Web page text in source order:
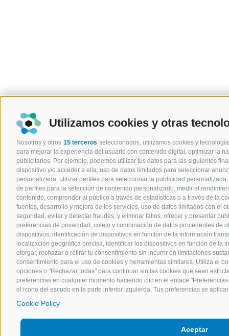
Utilizamos cookies y otras
Nosotros y otros 15 terceros seleccionados, utilizamos cookies y
para mejorar la experiencia del usuario con contenido digital, optimizar la
publicitarios. Por ejemplo, podemos utilizar tus datos para las siguientes
dispositivo y/o acceder a ella, uso de datos limitados para seleccionar
personalizada, utilizar perfiles para seleccionar la publicidad
de perfiles para la selección de contenido personalizado, medir el
contenido, comprender al público a través de estadísticas o a través de la
fuentes, desarrollo y mejora de los servicios, uso de datos limitados con el
seguridad, evitar y detectar fraudes, y eliminar fallos, ofrecer y presentar
preferencias de privacidad, cotejo y combinación de datos procedentes de
dispositivos, identificación de dispositivos en función de la información
localización geográfica precisa, identificar los dispositivos en función de la
otorgar, rechazar o retirar tu consentimiento sin incurrir en limitaciones
consentimiento para el uso de cookies y herramientas similares. Utiliza el
opciones o "Rechazar todas" para continuar sin las cookies que sean
preferencias en cualquier momento haciendo clic en el enlace
el icono del escudo en la parte inferior izquierda. Tus preferencias se
Cookie Policy
Aceptar